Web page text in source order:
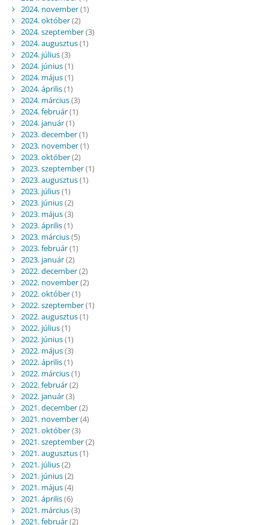
2024. november(1)
2024. október(2)
2024. szeptember(3)
2024. augusztus(1)
2024. július(3)
2024. június(1)
2024. május(1)
2024. április(1)
2024. március(3)
2024. február(1)
2024. január(1)
2023. december(1)
2023. november(1)
2023. október(2)
2023. szeptember(1)
2023. augusztus(1)
2023. július(1)
2023. június(2)
2023. május(3)
2023. április(1)
2023. március(5)
2023. február(1)
2023. január(2)
2022. december(2)
2022. november(2)
2022. október(1)
2022. szeptember(1)
2022. augusztus(1)
2022. július(1)
2022. június(1)
2022. május(3)
2022. április(1)
2022. március(1)
2022. február(2)
2022. január(3)
2021. december(2)
2021. november(4)
2021. október(3)
2021. szeptember(2)
2021. augusztus(1)
2021. július(2)
2021. június(2)
2021. május(4)
2021. április(6)
2021. március(3)
2021. február(2)